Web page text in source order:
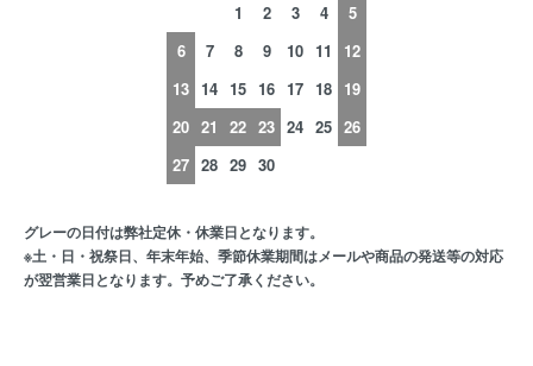
1
2 3 4
5
6
7 8 9 10 11
12
13 14 15 16 17 18 19
20 21 22 23 24 25 26
27 28 29 30
グレーの日付は弊社定休・休業日となります。
※土・日・祝祭日、年末年始、季節休業期間はメールや商品の発送等の対応
が翌営業日となります。予めご了承ください。